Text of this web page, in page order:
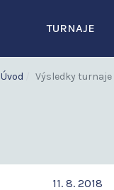
TURNAJE
Úvod Výsledky turnaje
11. 8. 2018